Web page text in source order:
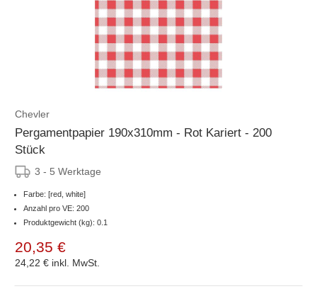
Chevler
Pergamentpapier 190x310mm - Rot Kariert - 200
Stück
3 - 5 Werktage
Farbe: [red, white]
Anzahl pro VE: 200
Produktgewicht (kg): 0.1
20,35 €
24,22 € inkl. MwSt.